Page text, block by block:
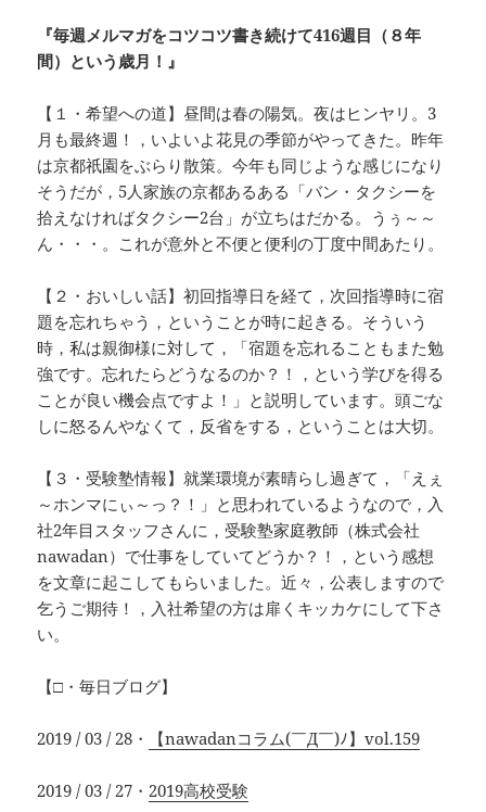
『毎週メルマガをコツコツ書き続けて416週目（８年
間）という歳月！』
【１・希望への道】昼間は春の陽気。夜はヒンヤリ。3
月も最終週！，いよいよ花見の季節がやってきた。昨年
は京都祇園をぶらり散策。今年も同じような感じになり
そうだが，5人家族の京都あるある「バン・タクシーを
拾えなければタクシー2台」が立ちはだかる。うぅ～～
ん・・・。これが意外と不便と便利の丁度中間あたり。
【２・おいしい話】初回指導日を経て，次回指導時に宿
題を忘れちゃう，ということが時に起きる。そういう
時，私は親御様に対して，「宿題を忘れることもまた勉
強です。忘れたらどうなるのか？！，という学びを得る
ことが良い機会点ですよ！」と説明しています。頭ごな
しに怒るんやなくて，反省をする，ということは大切。
【３・受験塾情報】就業環境が素晴らし過ぎて，「えぇ
～ホンマにぃ～っ？！」と思われているようなので，入
社2年目スタッフさんに，受験塾家庭教師（株式会社
nawadan）で仕事をしていてどうか？！，という感想
を文章に起こしてもらいました。近々，公表しますので
乞うご期待！，入社希望の方は扉くキッカケにして下さ
い。
【□・毎日ブログ】
2019 / 03 / 28・ 【nawadanコラム(￣Д￣)ﾉ】vol.159
2019 / 03 / 27・ 2019高校受験